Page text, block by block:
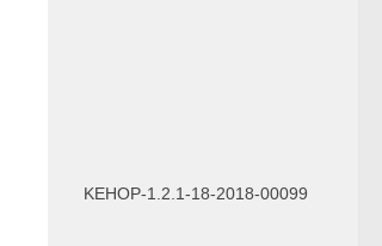
KEHOP-1.2.1-18-2018-00099